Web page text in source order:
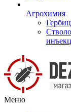
Агрохимия
Меню